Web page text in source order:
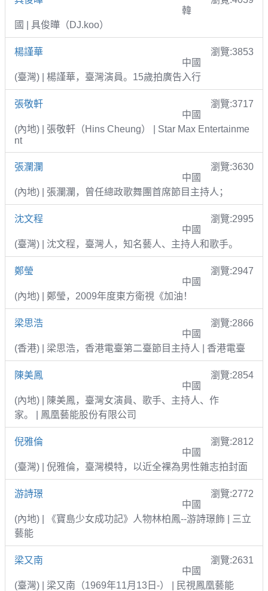
韓
國 | 具俊曄（DJ.koo）
楊謹華
瀏覽:3853
中國
(臺灣) | 楊謹華，臺灣演員。15歲拍廣告入行
張敬軒
瀏覽:3717
中國
(內地) | 張敬軒（Hins Cheung） | Star Max Entertainme
nt
張瀾瀾
瀏覽:3630
中國
(內地) | 張瀾瀾，曾任總政歌舞團首席節目主持人；
沈文程
瀏覽:2995
中國
(臺灣) | 沈文程，臺灣人，知名藝人、主持人和歌手。
鄭瑩
瀏覽:2947
中國
(內地) | 鄭瑩，2009年度東方衛視《加油！
梁思浩
瀏覽:2866
中國
(香港) | 梁思浩，香港電臺第二臺節目主持人 | 香港電臺
陳美鳳
瀏覽:2854
中國
(內地) | 陳美鳳，臺灣女演員、歌手、主持人、作
家。 | 鳳凰藝能股份有限公司
倪雅倫
瀏覽:2812
中國
(臺灣) | 倪雅倫，臺灣模特，以近全裸為男性雜志拍封面
游詩璟
瀏覽:2772
中國
(內地) | 《寶島少女成功記》人物林柏鳳--游詩璟飾 | 三立
藝能
梁又南
瀏覽:2631
中國
(臺灣) | 梁又南（1969年11月13日-） | 民視鳳凰藝能